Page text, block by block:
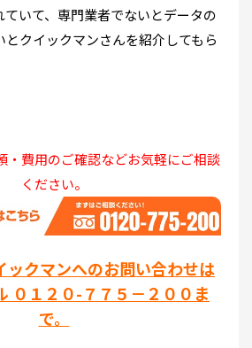
ていて、専門業者でないとデータの
クイックマンさんを紹介してもら
・費用のご確認などお気軽にご相談
ください。
ックマンへのお問い合わせは
０１２０-７７５－２００ま
で。